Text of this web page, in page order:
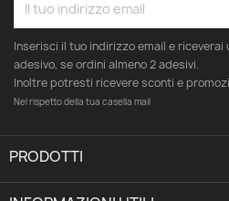
Inserisci il tuo indirizzo email e riceverai
adesivo, se ordini almeno 2 adesivi.
Inoltre potresti ricevere sconti e
Nel rispetto della tua casella mail
PRODOTTI